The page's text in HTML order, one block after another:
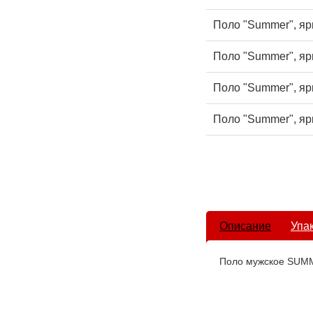
Поло "Summer",
Поло "Summer",
Поло "Summer",
Поло "Summer",
Описание
Поло мужское